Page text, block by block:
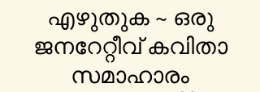
എഴുതുക ~ ഒരു
ജനറേറ്റീവ് കവിതാ
സമാഹാരം